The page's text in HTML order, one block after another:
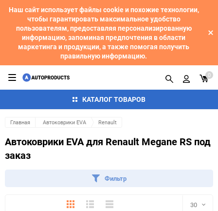
Наш сайт использует файлы cookie и похожие технологии,
чтобы гарантировать максимальное удобство
пользователям, предоставляя персонализированную
информацию, запоминая предпочтения в области
маркетинга и продукции, а также помогая получить
правильную информацию.
КАТАЛОГ ТОВАРОВ
0
Главная Автоковрики EVA Renault
Автоковрики EVA для Renault Megane RS под
заказ
Фильтр
ПлиткаПодробноКомпактно 30